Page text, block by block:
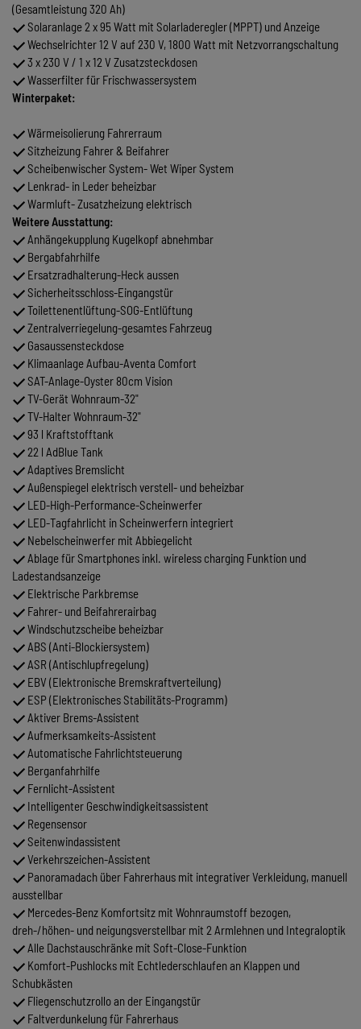
(Gesamtleistung 320 Ah)
Solaranlage 2 x 95 Watt mit Solarladeregler (MPPT) und Anzeige
Wechselrichter 12 V auf 230 V, 1800 Watt mit Netzvorrangschaltung
3 x 230 V / 1 x 12 V Zusatzsteckdosen
Wasserfilter für Frischwassersystem
Winterpaket:
Wärmeisolierung Fahrerraum
Sitzheizung Fahrer & Beifahrer
Scheibenwischer System- Wet Wiper System
Lenkrad- in Leder beheizbar
Warmluft- Zusatzheizung elektrisch
Weitere Ausstattung:
Anhängekupplung Kugelkopf abnehmbar
Bergabfahrhilfe
Ersatzradhalterung-Heck aussen
Sicherheitsschloss-Eingangstür
Toilettenentlüftung-SOG-Entlüftung
Zentralverriegelung-gesamtes Fahrzeug
Gasaussensteckdose
Klimaanlage Aufbau-Aventa Comfort
SAT-Anlage-Oyster 80cm Vision
TV-Gerät Wohnraum-32"
TV-Halter Wohnraum-32"
93 l Kraftstofftank
22 l AdBlue Tank
Adaptives Bremslicht
Außenspiegel elektrisch verstell- und beheizbar
LED-High-Performance-Scheinwerfer
LED-Tagfahrlicht in Scheinwerfern integriert
Nebelscheinwerfer mit Abbiegelicht
Ablage für Smartphones inkl. wireless charging Funktion und
Ladestandsanzeige
Elektrische Parkbremse
Fahrer- und Beifahrerairbag
Windschutzscheibe beheizbar
ABS (Anti-Blockiersystem)
ASR (Antischlupfregelung)
EBV (Elektronische Bremskraftverteilung)
ESP (Elektronisches Stabilitäts-Programm)
Aktiver Brems-Assistent
Aufmerksamkeits-Assistent
Automatische Fahrlichtsteuerung
Berganfahrhilfe
Fernlicht-Assistent
Intelligenter Geschwindigkeitsassistent
Regensensor
Seitenwindassistent
Verkehrszeichen-Assistent
Panoramadach über Fahrerhaus mit integrativer Verkleidung, manuell
ausstellbar
Mercedes-Benz Komfortsitz mit Wohnraumstoff bezogen,
dreh-/höhen- und neigungsverstellbar mit 2 Armlehnen und Integraloptik
Alle Dachstauschränke mit Soft-Close-Funktion
Komfort-Pushlocks mit Echtlederschlaufen an Klappen und
Schubkästen
Fliegenschutzrollo an der Eingangstür
Faltverdunkelung für Fahrerhaus